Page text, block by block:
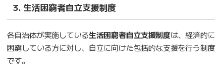
3. 生活困窮者自立支援制度
各自治体が実施している生活困窮者自立支援制度は、経済的に
困窮している方に対し、自立に向けた包括的な支援を行う制度
です。